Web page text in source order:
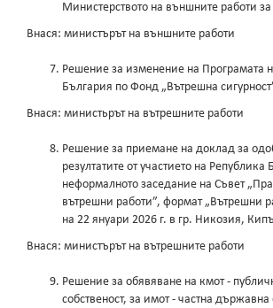
Министерството на външните работи за
Внася: министърът на външните работи
Решение за изменение на Програмата
България по Фонд „Вътрешна
Внася: министьрът на вътрешните работи
Решение за приемане на доклад за
резултатите от участието на Република
неформалното заседание на Съвет
вътрешни работи”, формат „Вътрешни
на 22 януари 2026 г. в гр. Никозия,
Внася: министърът на вътрешните работи
Решение за обявяване на кмот -
собственост, за имот - частна държавна